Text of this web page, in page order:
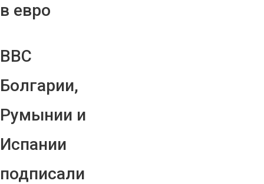
в евро
ВВС
Болгарии,
Румынии и
Испании
подписали